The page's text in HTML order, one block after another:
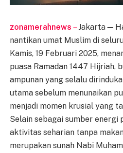
zonamerahnews – Jakarta —
nantikan umat Muslim di
Kamis, 19 Februari 2025,
puasa Ramadan 1447 Hijriah,
ampunan yang selalu
utama sebelum menunaikan
menjadi momen krusial yang
Selain sebagai sumber energi
aktivitas seharian tanpa
merupakan sunah Nabi